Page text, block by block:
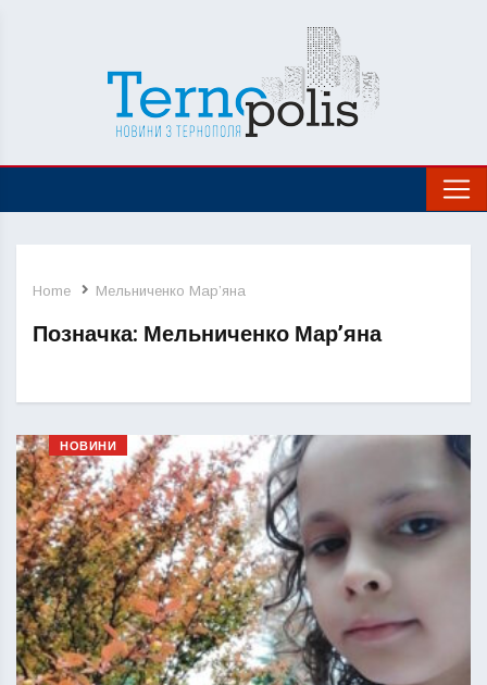
Home Мельниченко Мар’яна
Позначка: Мельниченко Мар’яна
НОВИНИ